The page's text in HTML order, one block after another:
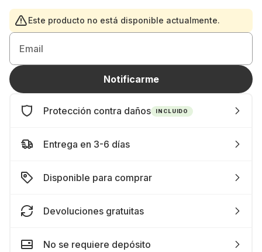
Este producto no está disponible actualmente.
Email
Notificarme
Protección contra daños INCLUIDO
Entrega en 3-6 días
Disponible para comprar
Devoluciones gratuitas
No se requiere depósito